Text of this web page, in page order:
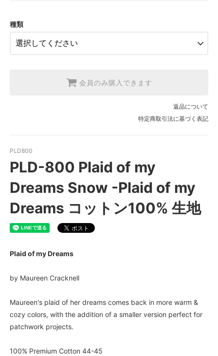
【2026/9/20〆10月発送予定分】
種類
会員のみ購入できます
返品について
特定商取引法に基づく表記
PLD800
PLD-800 Plaid of my
Dreams Snow -Plaid of my
Dreams コットン100% 生地
Plaid of my Dreams
by Maureen Cracknell
Maureen's plaid of her dreams comes back in more warm &
cozy colors, with the addition of a smaller version perfect for
patchwork projects.
100% Premium Cotton 44-45